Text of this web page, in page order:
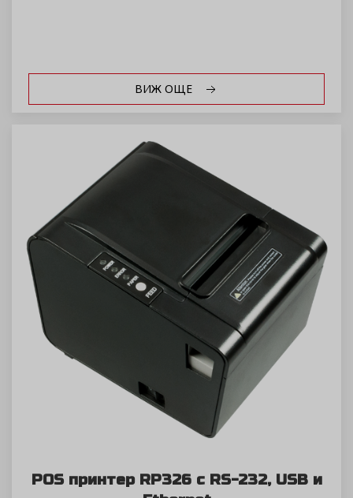
ВИЖ ОЩЕ
POS принтер RP326 с RS-232, USB и